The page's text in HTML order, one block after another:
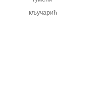
кључарић